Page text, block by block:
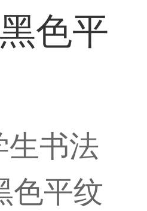
色平
生书法
色平纹